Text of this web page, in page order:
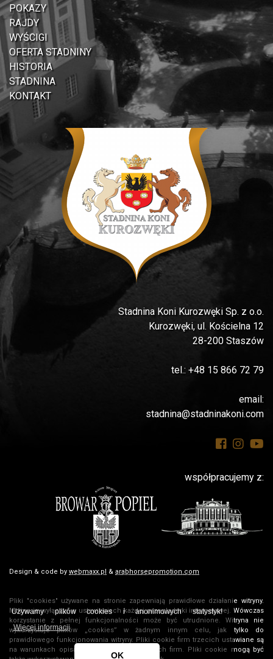
Używamy plików cookies i anonimowych statystyk!
Więcej informacji
OK
POKAZY
RAJDY
WYŚCIGI
OFERTA STADNINY
HISTORIA
STADNINA
KONTAKT
Stadnina Koni Kurozwęki Sp. z o.o.
Kurozwęki, ul. Kościelna 12
28-200 Staszów
tel.: +48 15 866 72 79
email:
stadnina@stadninakoni.com
współpracujemy z:
Design & code by webmaxx.pl & arabhorsepromotion.com
Pliki "cookies" używane na stronie zapewniają prawidłowe działanie witryny.
Można je wyłączyć w ustawieniach każdej przeglądarki internetowej. Wówczas
korzystanie z pełnej funkcjonalności może być utrudnione. Witryna nie
wykorzystuje plików „cookies” w żadnym innym celu, jak tylko do
prawidłowego funkcjonowania witryny. Pliki cookie firm trzecich ustawiane są
na warunkach opisanych w regulaminach tych firm. Pliki cookie mogą być